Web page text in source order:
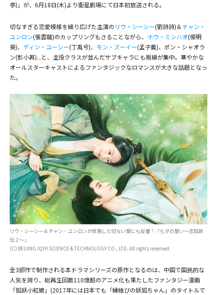
亭)」が、6月18日(木)より衛星劇場にて日本初放送される。
切なすぎる恋愛模様を繰り広げた主演の リウ・シーシー(劉詩詩)＆チャン・
ユンロン(張雲龍)のカップリングもさることながら、 ホウ・ミンハオ(侯明
昊)、 ディン・ユーシー(丁禹兮)、 モン・ズーイー(孟子義)、ポン・シャオラ
ン(彭小苒)...と、主役クラスが並んだサブキャラにも視線が集中。華やかな
オールスターキャストによるファンタジックなロマンスが大きな話題となっ
た。
リウ・シーシー＆チャン・ユンロンが体現した切ない愛にも反響！「七夕の誓い～恋狐妖
伝２～」
(C) BEIJING IQIYI SCIENCE & TECHNOLOGY CO., LTD. All rights reserved.
全3部作で制作される本ドラマシリーズの原作となるのは、中国で国民的な
人気を誇り、総再生回数110億超のアニメ化も果たしたファンタジー漫画
「狐妖小紅娘」(2017年には日本でも「縁結びの妖狐ちゃん」のタイトルで